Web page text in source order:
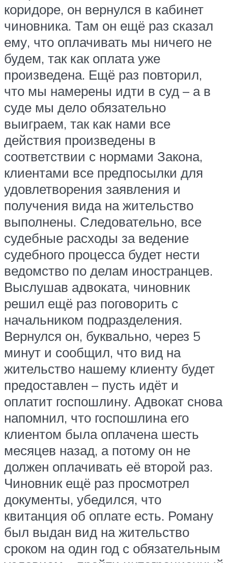
коридоре, он вернулся в кабинет
чиновника. Там он ещё раз сказал
ему, что оплачивать мы ничего не
будем, так как оплата уже
произведена. Ещё раз повторил,
что мы намерены идти в суд – а в
суде мы дело обязательно
выиграем, так как нами все
действия произведены в
соответствии с нормами Закона,
клиентами все предпосылки для
удовлетворения заявления и
получения вида на жительство
выполнены. Следовательно, все
судебные расходы за ведение
судебного процесса будет нести
ведомство по делам иностранцев.
Выслушав адвоката, чиновник
решил ещё раз поговорить с
начальником подразделения.
Вернулся он, буквально, через 5
минут и сообщил, что вид на
жительство нашему клиенту будет
предоставлен – пусть идёт и
оплатит госпошлину. Адвокат снова
напомнил, что госпошлина его
клиентом была оплачена шесть
месяцев назад, а потому он не
должен оплачивать её второй раз.
Чиновник ещё раз просмотрел
документы, убедился, что
квитанция об оплате есть. Роману
был выдан вид на жительство
сроком на один год с обязательным